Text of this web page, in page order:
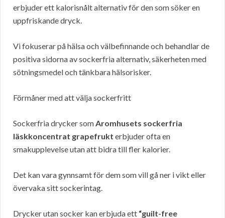
erbjuder ett kalorisnålt alternativ för den som söker en
uppfriskande dryck.
Vi fokuserar på hälsa och välbefinnande och behandlar de
positiva sidorna av sockerfria alternativ, säkerheten med
sötningsmedel och tänkbara hälsorisker.
Förmåner med att välja sockerfritt
Sockerfria drycker somAromhusets sockerfria
läskkoncentrat grapefrukt erbjuder ofta en
smakupplevelse utan att bidra till fler kalorier.
Det kan vara gynnsamt för dem som vill gå ner i vikt eller
övervaka sitt sockerintag.
Drycker utan socker kan erbjuda ett “guilt-free